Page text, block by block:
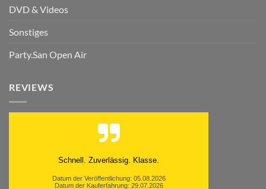
DVD & Videos
Sonstiges
Party.San Open Air
REVIEWS
Moinsen, hat alles super geklappt. Danke ans